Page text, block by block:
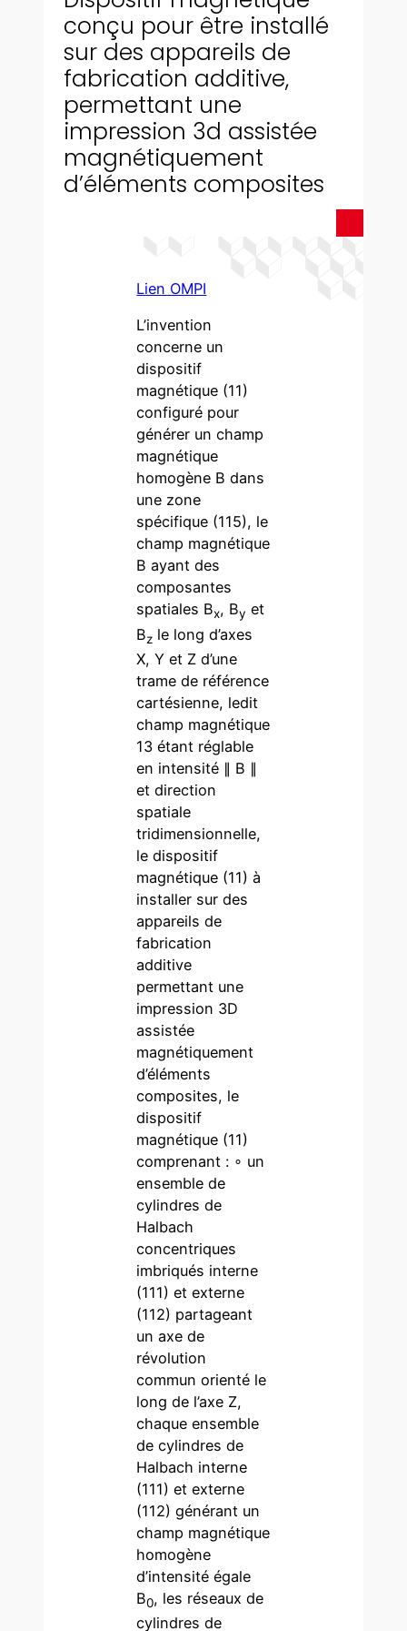
conçu pour être installé
sur des appareils de
fabrication additive,
permettant une
impression 3d assistée
magnétiquement
d’éléments composites
Lien OMPI
L’invention
concerne un
dispositif
magnétique (11)
configuré pour
générer un champ
magnétique
homogène B dans
une zone
spécifique (115), le
champ magnétique
B ayant des
composantes
spatiales Bx, By et
Bz le long d’axes
X, Y et Z d’une
trame de référence
cartésienne, ledit
champ magnétique
13 étant réglable
en intensité ∥ B ∥
et direction
spatiale
tridimensionnelle,
le dispositif
magnétique (11) à
installer sur des
appareils de
fabrication
additive
permettant une
impression 3D
assistée
magnétiquement
d’éléments
composites, le
dispositif
magnétique (11)
comprenant : ∘ un
ensemble de
cylindres de
Halbach
concentriques
imbriqués interne
(111) et externe
(112) partageant
un axe de
révolution
commun orienté le
long de l’axe Z,
chaque ensemble
de cylindres de
Halbach interne
(111) et externe
(112) générant un
champ magnétique
homogène
d’intensité égale
B0, les réseaux de
cylindres de